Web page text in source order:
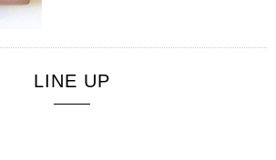
LINE UP